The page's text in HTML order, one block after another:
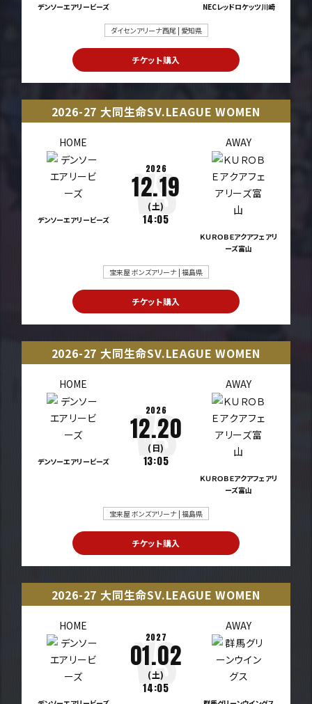
デンソーエアリービーズ NECレッドロケッツ川崎
ダイセンアリーナ西尾 | 愛知県
チケット購入
2026-27 大同生命SV.LEAGUE WOMEN
HOME
デンソーエアリービーズ
2026
12.19
(土)
14:05
AWAY
ＫＵＲＯＢＥアクアフェアリ
ーズ富山
宝来屋 ボンズアリーナ | 福島県
チケット購入
2026-27 大同生命SV.LEAGUE WOMEN
HOME
デンソーエアリービーズ
2026
12.20
(日)
13:05
AWAY
ＫＵＲＯＢＥアクアフェアリ
ーズ富山
宝来屋 ボンズアリーナ | 福島県
チケット購入
2026-27 大同生命SV.LEAGUE WOMEN
HOME
2027
01.02
(土)
14:05
AWAY